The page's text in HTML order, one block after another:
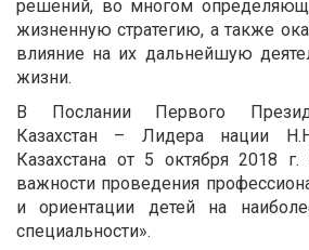
решений, во многом
жизненную стратегию, а также
влияние на их дальнейшую
жизни.
В Послании Первого
Казахстан – Лидера нации
Казахстана от 5 октября 2018
важности проведения
и ориентации детей на
специальности».